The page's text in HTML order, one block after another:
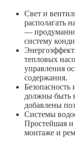
Свет и
располагать
—
систему
тепловых
управления
содержания.
должны быть
добавлены
Системы
Простейшая и
монтаже и